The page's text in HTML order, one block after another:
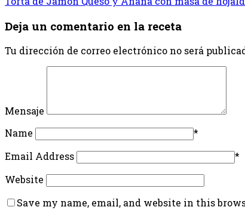
Deja un comentario en la receta
Tu dirección de correo electrónico no será
Mensaje
Name
*
Email Address
*
Website
Save my name, email, and website in this